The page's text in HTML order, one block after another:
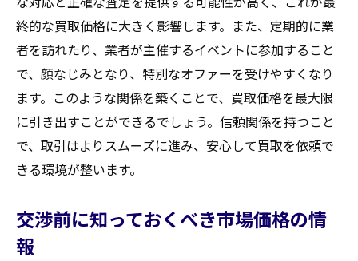
終的な買取価格に大きく影響します。また、定期的に業
者を訪れたり、業者が主催するイベントに参加すること
で、顔なじみとなり、特別なオファーを受けやすくなり
ます。このような関係を築くことで、買取価格を最大限
に引き出すことができるでしょう。信頼関係を持つこと
で、取引はよりスムーズに進み、安心して買取を依頼で
きる環境が整います。
交渉前に知っておくべき市場価格の情
報